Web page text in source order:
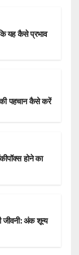
यह कैसे प्रभाव
पहचान कैसे करें
होने का
अंक शून्य